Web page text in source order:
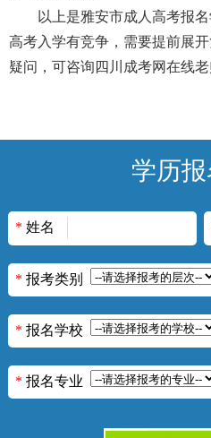
以上是雅安市成人高考报
高考入学有竞争，需要提前展开
疑问，可咨询四川成考网在线老
学历
* 姓名
* 报考类别
* 报名学校
* 报名专业